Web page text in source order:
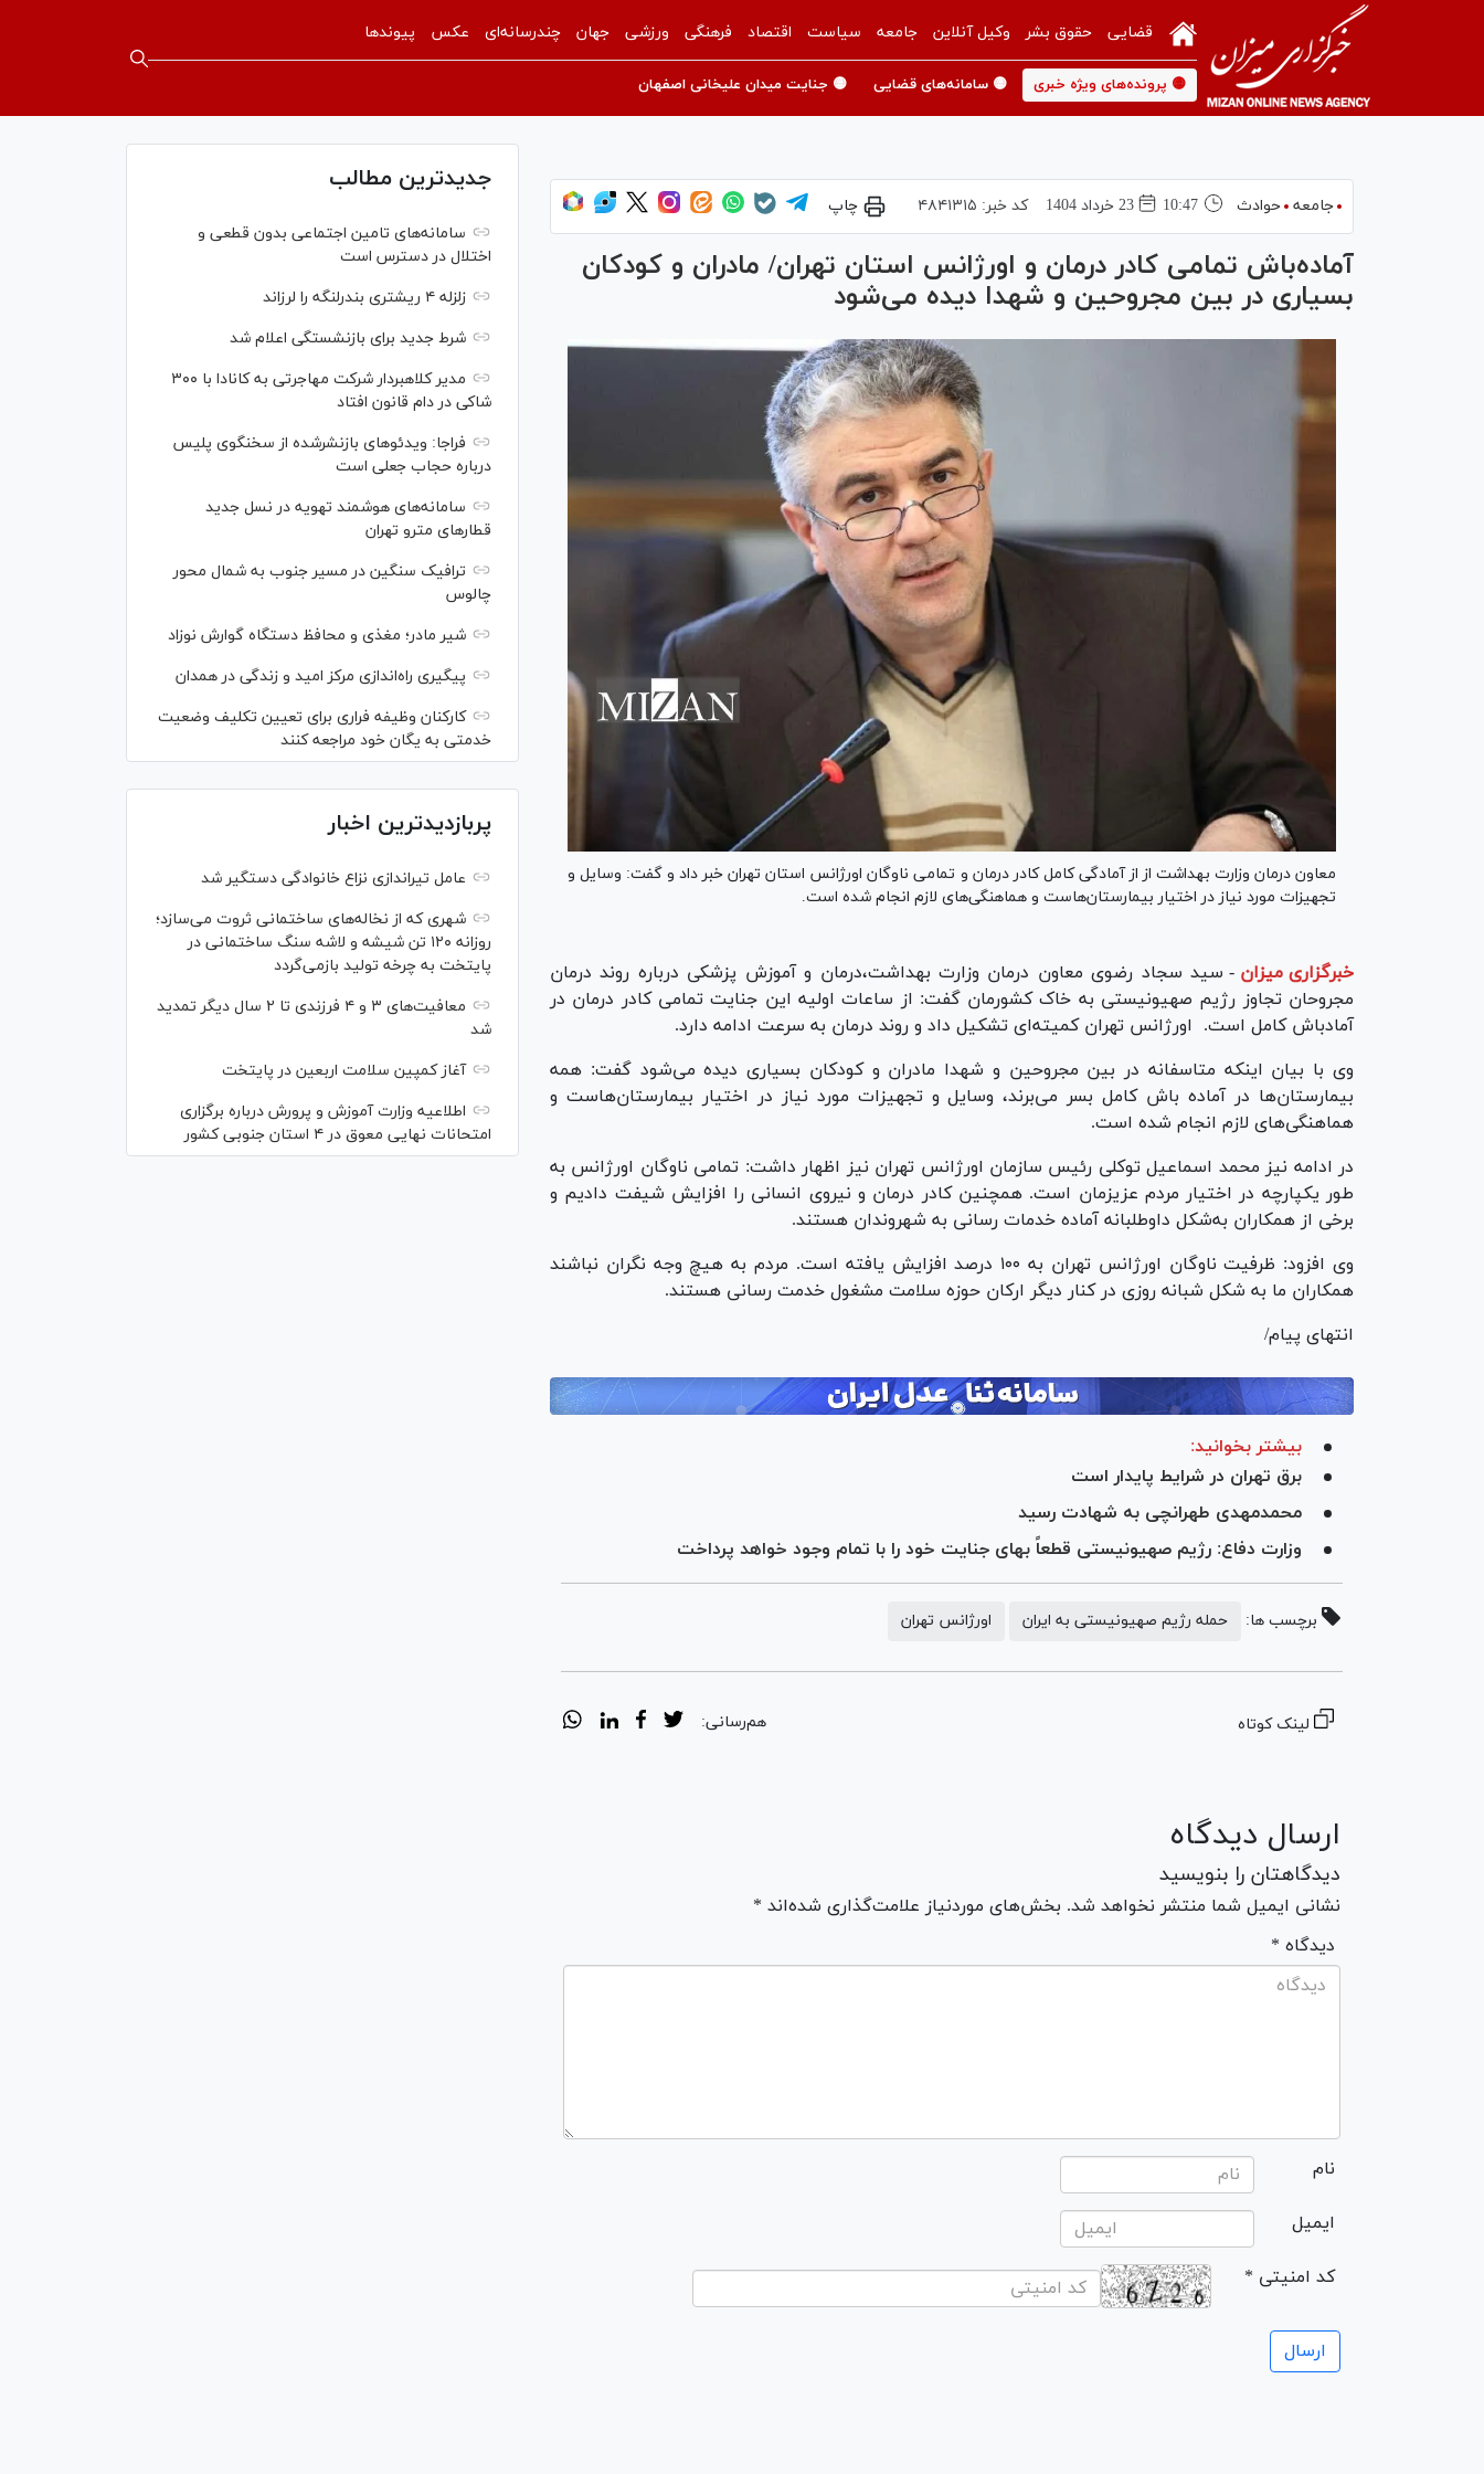
قضایی حقوق بشر وکیل آنلاین جامعه سیاست اقتصاد فرهنگی ورزشی جهان چندرسانه‌ای عکس پیوندها
🟡 پرونده‌های ویژه خبری 🟡 سامانه‌های قضایی 🟡 جنایت میدان علیخانی اصفهان
جامعه حوادث 10:47 23 خرداد 1404 کد خبر: ۴۸۴۱۳۱۵ چاپ
آماده‌باش تمامی کادر درمان و اورژانس استان تهران/ مادران و کودکان
بسیاری در بین مجروحین و شهدا دیده می‌شود
معاون درمان وزارت بهداشت از از آمادگی کامل کادر درمان و تمامی ناوگان اورژانس استان تهران خبر داد و گفت: وسایل و
تجهیزات مورد نیاز در اختیار بیمارستان‌هاست و هماهنگی‌های لازم انجام شده است.
خبرگزاری میزان - سید سجاد رضوی معاون درمان وزارت بهداشت،درمان و آموزش پزشکی درباره روند درمان
مجروحان تجاوز رژیم صهیونیستی به خاک کشورمان گفت: از ساعات اولیه این جنایت تمامی کادر درمان در
آمادباش کامل است. اورژانس تهران کمیته‌ای تشکیل داد و روند درمان به سرعت ادامه دارد.
وی با بیان اینکه متاسفانه در بین مجروحین و شهدا مادران و کودکان بسیاری دیده می‌شود گفت: همه
بیمارستان‌ها در آماده باش کامل بسر می‌برند، وسایل و تجهیزات مورد نیاز در اختیار بیمارستان‌هاست و
هماهنگی‌های لازم انجام شده است.
در ادامه نیز محمد اسماعیل توکلی رئیس سازمان اورژانس تهران نیز اظهار داشت: تمامی ناوگان اورژانس به
طور یکپارچه در اختیار مردم عزیزمان است. همچنین کادر درمان و نیروی انسانی را افزایش شیفت دادیم و
برخی از همکاران به‌شکل داوطلبانه آماده خدمات رسانی به شهروندان هستند.
وی افزود: ظرفیت ناوگان اورژانس تهران به ۱۰۰ درصد افزایش یافته است. مردم به هیچ وجه نگران نباشند
همکاران ما به شکل شبانه روزی در کنار دیگر ارکان حوزه سلامت مشغول خدمت رسانی هستند.
انتهای پیام/
بیشتر بخوانید:
برق تهران در شرایط پایدار است
محمدمهدی طهرانچی به شهادت رسید
وزارت دفاع: رژیم صهیونیستی قطعاً بهای جنایت خود را با تمام وجود خواهد پرداخت
برچسب ها: حمله رژیم صهیونیستی به ایران اورژانس تهران
لینک کوتاه هم‌رسانی:
ارسال دیدگاه
دیدگاهتان را بنویسید
نشانی ایمیل شما منتشر نخواهد شد. بخش‌های موردنیاز علامت‌گذاری شده‌اند *
* دیدگاه
نام
ایمیل
* کد امنیتی
جدیدترین مطالب
سامانه‌های تامین اجتماعی بدون قطعی و
اختلال در دسترس است
زلزله ۴ ریشتری بندرلنگه را لرزاند
شرط جدید برای بازنشستگی اعلام شد
مدیر کلاهبردار شرکت مهاجرتی به کانادا با ۳۰۰
شاکی در دام قانون افتاد
فراجا: ویدئو‌های بازنشرشده از سخنگوی پلیس
درباره حجاب جعلی است
سامانه‌های هوشمند تهویه در نسل جدید
قطار‌های مترو تهران
ترافیک سنگین در مسیر جنوب به شمال محور
چالوس
شیر مادر؛ مغذی و محافظ دستگاه گوارش نوزاد
پیگیری راه‌اندازی مرکز امید و زندگی در همدان
کارکنان وظیفه فراری برای تعیین تکلیف وضعیت
خدمتی به یگان خود مراجعه کنند
پربازدیدترین اخبار
عامل تیراندازی نزاع خانوادگی دستگیر شد
شهری که از نخاله‌های ساختمانی ثروت می‌سازد؛
روزانه ۱۲۰ تن شیشه و لاشه سنگ ساختمانی در
پایتخت به چرخه تولید بازمی‌گردد
معافیت‌های ۳ و ۴ فرزندی تا ۲ سال دیگر تمدید
شد
آغاز کمپین سلامت اربعین در پایتخت
اطلاعیه وزارت آموزش و پرورش درباره برگزاری
امتحانات نهایی معوق در ۴ استان جنوبی کشور